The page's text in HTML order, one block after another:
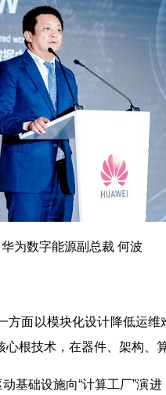
华为数字能源副总裁 何波
方面以模块化设计降低运
根技术，在器件、架构、
基础设施向“计算工厂”演